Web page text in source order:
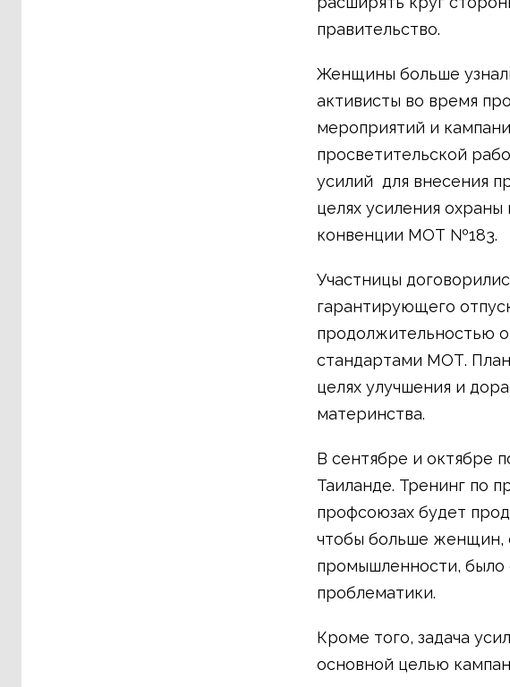
правительство.
Женщины больше
активисты во время
мероприятий и
просветительской
усилий для внесения
целях усиления
конвенции МОТ №183.
Участницы
гарантирующего
продолжительностью
стандартами МОТ.
целях улучшения и
материнства.
В сентябре и октябре
Таиланде. Тренинг по
профсоюзах будет
чтобы больше женщин,
промышленности, было
проблематики.
Кроме того, задача
основной целью